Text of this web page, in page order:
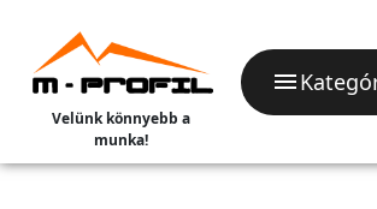
Velünk könnyebb a
munka!